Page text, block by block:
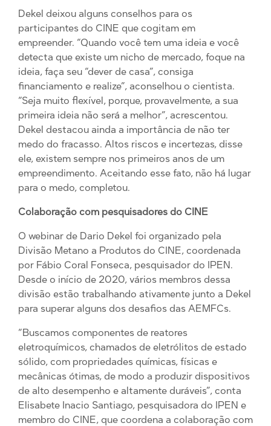
Dekel deixou alguns conselhos para os
participantes do CINE que cogitam em
empreender. “Quando você tem uma ideia e você
detecta que existe um nicho de mercado, foque na
ideia, faça seu “dever de casa”, consiga
financiamento e realize”, aconselhou o cientista.
“Seja muito flexível, porque, provavelmente, a sua
primeira ideia não será a melhor”, acrescentou.
Dekel destacou ainda a importância de não ter
medo do fracasso. Altos riscos e incertezas, disse
ele, existem sempre nos primeiros anos de um
empreendimento. Aceitando esse fato, não há lugar
para o medo, completou.
Colaboração com pesquisadores do CINE
O webinar de Dario Dekel foi organizado pela
Divisão Metano a Produtos do CINE, coordenada
por Fábio Coral Fonseca, pesquisador do IPEN.
Desde o início de 2020, vários membros dessa
divisão estão trabalhando ativamente junto a Dekel
para superar alguns dos desafios das AEMFCs.
“Buscamos componentes de reatores
eletroquímicos, chamados de eletrólitos de estado
sólido, com propriedades químicas, físicas e
mecânicas ótimas, de modo a produzir dispositivos
de alto desempenho e altamente duráveis”, conta
Elisabete Inacio Santiago, pesquisadora do IPEN e
membro do CINE, que coordena a colaboração com